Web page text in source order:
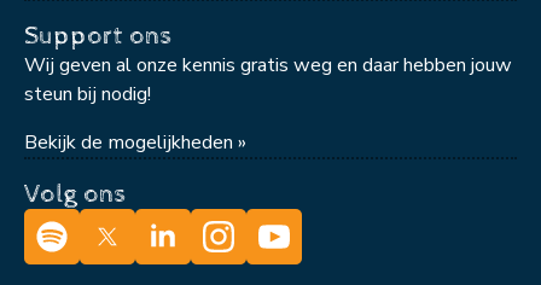
Support ons
Wij geven al onze kennis gratis weg en daar hebben jouw
steun bij nodig!
Bekijk de mogelijkheden »
Volg ons